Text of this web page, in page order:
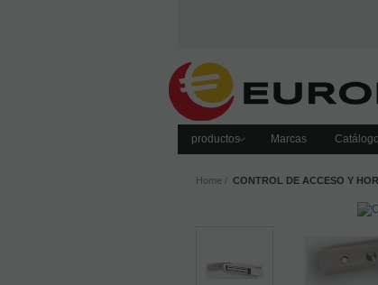
productos Marcas
Home CONTROL DE ACCESO Y